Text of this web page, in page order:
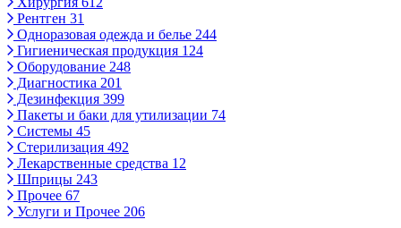
Рентген 31
Одноразовая одежда и белье 244
Гигиеническая продукция 124
Оборудование 248
Диагностика 201
Дезинфекция 399
Пакеты и баки для утилизации 74
Системы 45
Стерилизация 492
Лекарственные средства 12
Шприцы 243
Прочее 67
Услуги и Прочее 206